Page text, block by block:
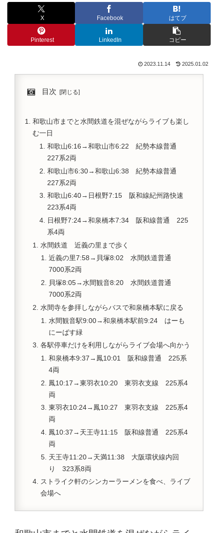
X Facebook はてブ
Pinterest LinkedIn コピー
2023.11.14 2025.01.02
目次
和歌山市までと水間鉄道を混ぜながらライブも楽し
む一日
和歌山6:16→和歌山市6:22 紀勢本線普通
227系2両
和歌山市6:30→和歌山6:38 紀勢本線普通
227系2両
和歌山6:40→日根野7:15 阪和線紀州路快速
223系4両
日根野7:24→和泉橋本7:34 阪和線普通 225
系4両
水間鉄道 近義の里まで歩く
近義の里7:58→貝塚8:02 水間鉄道普通
7000系2両
貝塚8:05→水間観音8:20 水間鉄道普通
7000系2両
水間寺を参拝しながらバスで和泉橋本駅に戻る
水間観音駅9:00→和泉橋本駅前9:24 はーも
にーばす緑
各駅停車だけを利用しながらライブ会場へ向かう
和泉橋本9:37→鳳10:01 阪和線普通 225系
4両
鳳10:17→東羽衣10:20 東羽衣支線 225系4
両
東羽衣10:24→鳳10:27 東羽衣支線 225系4
両
鳳10:37→天王寺11:15 阪和線普通 225系4
両
天王寺11:20→天満11:38 大阪環状線内回
り 323系8両
ストライク軒のシンカーラーメンを食べ、ライブ
会場へ